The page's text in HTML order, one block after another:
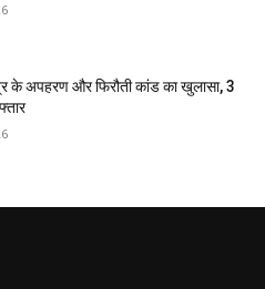
के अपहरण और फिरौती कांड का खुलासा, 3